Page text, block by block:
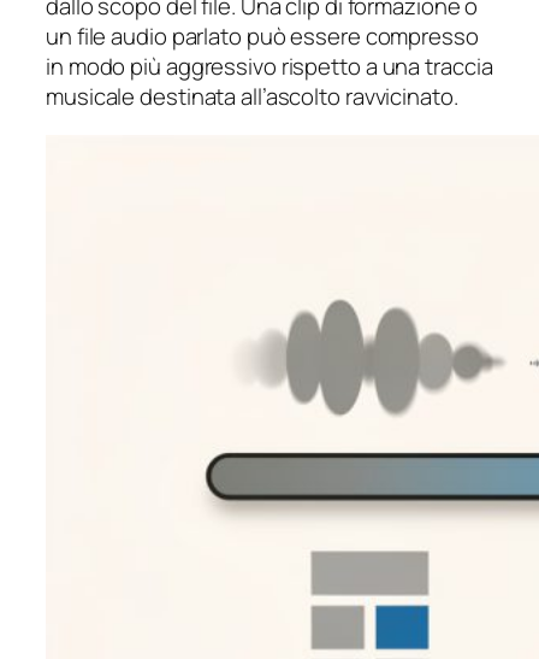
dallo scopo del file. Una clip di formazione o
un file audio parlato può essere compresso
in modo più aggressivo rispetto a una traccia
musicale destinata all’ascolto ravvicinato.